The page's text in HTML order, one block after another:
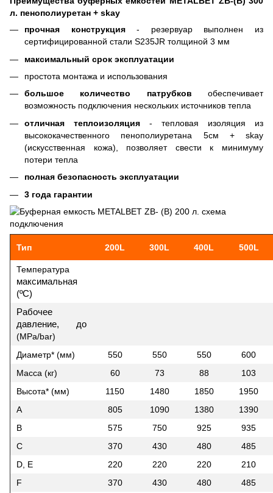
л. пенополиуретан + skay
прочная конструкция- резервуар выполнен из
сертифицированной стали S235JR толщиной 3 мм
максимальный срок эксплуатации
простота монтажа и использования
большое количество патрубков обеспечивает
возможность подключения нескольких источников тепла
отличная теплоизоляция - тепловая изоляция из
высококачественного пенополиуретана 5см + skay
(искусственная кожа), позволяет свести к минимуму
потери тепла
полная безопасность эксплуатации
3 года гарантии
Тип 200L 300L 400L 500L
Температура
максимальная
(ºС)
Рабочее
давление, до
(MPa/bar)
Диаметр* (мм)
550 550 550
600
Масса (кг)
60 73 88
103
Высота* (мм)
1150 1480 1850
1950
A
805 1090 1380
1390
B
575 750 925
935
C
370 430 480
485
D, E
220 220 220
210
F
370 430 480
485